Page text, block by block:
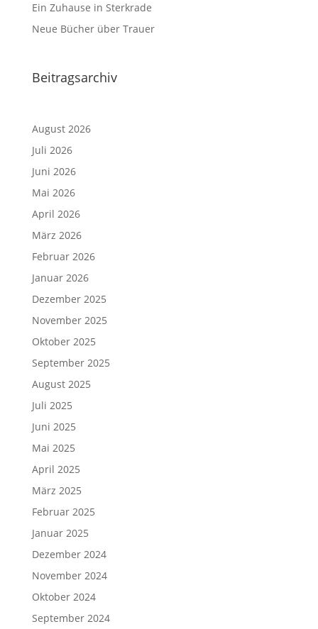
Ein Zuhause in Sterkrade
Neue Bücher über Trauer
Beitragsarchiv
August 2026
Juli 2026
Juni 2026
Mai 2026
April 2026
März 2026
Februar 2026
Januar 2026
Dezember 2025
November 2025
Oktober 2025
September 2025
August 2025
Juli 2025
Juni 2025
Mai 2025
April 2025
März 2025
Februar 2025
Januar 2025
Dezember 2024
November 2024
Oktober 2024
September 2024